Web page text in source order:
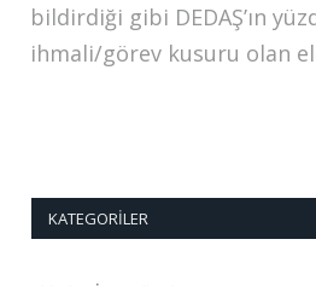
bildirdiği gibi DEDAŞ’ın
ihmali/görev kusuru olan
KATEGORILER